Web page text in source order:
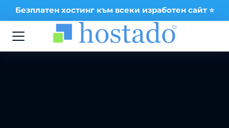
Безплатен хостинг към всеки изработен сайт ⭐